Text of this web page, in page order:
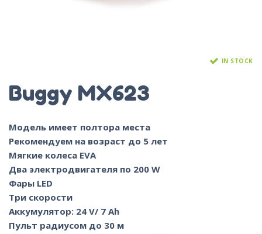
IN STOCK
Buggy MX623
Модель имеет полтора места
Рекомендуем на возраст до 5 лет
Мягкие колеса EVA
Два электродвигателя по 200 W
Фары LED
Три скорости
Аккумулятор: 24 V/ 7 Ah
Пульт радиусом до 30 м